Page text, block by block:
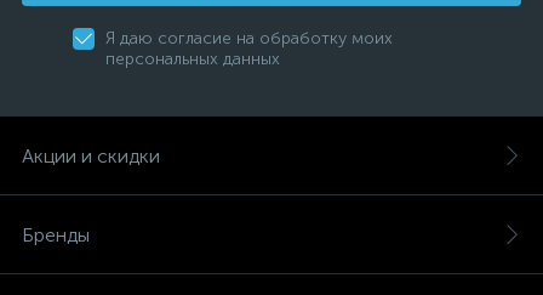
Я даю согласие на обработку моих
персональных данных
Акции и скидки
Бренды